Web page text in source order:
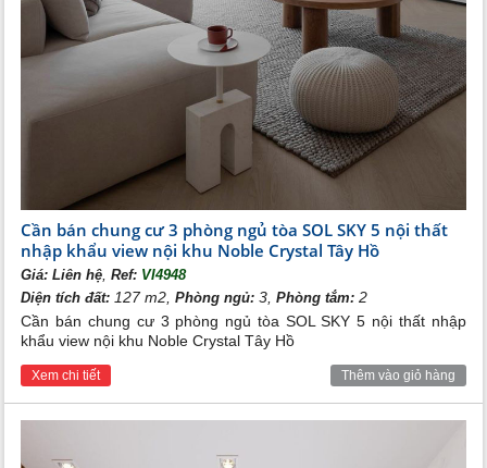
Cần bán chung cư 3 phòng ngủ tòa SOL SKY 5 nội thất
nhập khẩu view nội khu Noble Crystal Tây Hồ
Giá:Liên hệ ,Ref: VI4948
Diện tích đất: 127 m2,Phòng ngủ: 3,Phòng tắm: 2
Cần bán chung cư 3 phòng ngủ tòa SOL SKY 5 nội thất nhập
khẩu view nội khu Noble Crystal Tây Hồ
Xem chi tiết Thêm vào giỏ hàng